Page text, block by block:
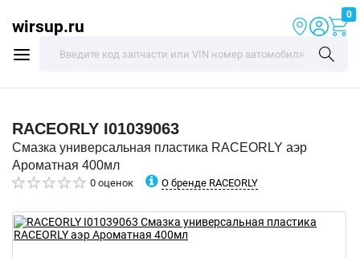
wirsup.ru
0
RACEORLY I01039063
Смазка универсальная пластика RACEORLY аэр
Ароматная 400мл
0 оценок О бренде RACEORLY